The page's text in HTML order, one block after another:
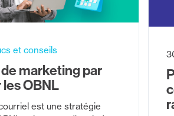
marketing par
OBNL
et conseils
est une stratégie